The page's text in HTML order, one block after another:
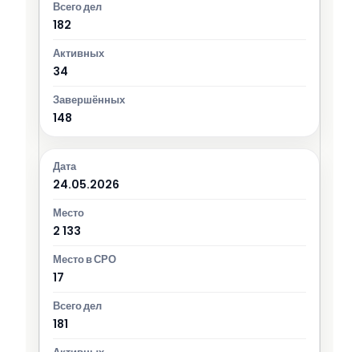
182
34
148
24.05.2026
2 133
17
181